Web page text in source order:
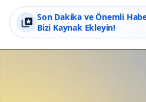
Son Dakika ve Önemli
Bizi Kaynak Ekleyin!